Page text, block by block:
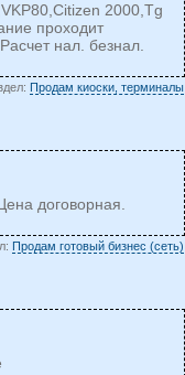
2000,Tg
проходит
нал. безнал.
Продам киоски, терминалы
договорная.
Продам готовый бизнес (сеть)